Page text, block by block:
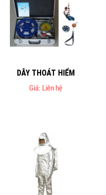
DÂY THOÁT HIỂM
Giá: Liên hệ